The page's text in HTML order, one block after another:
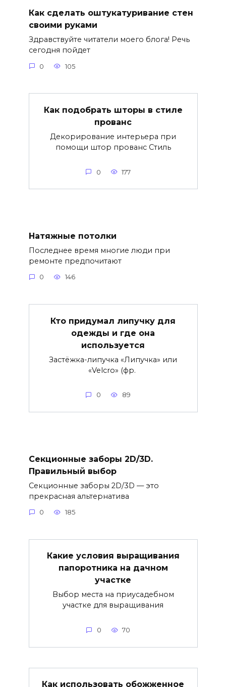
Как сделать оштукатуривание стен
своими руками
Здравствуйте читатели моего блога! Речь
сегодня пойдет
0 105
Как подобрать шторы в стиле
прованс
Декорирование интерьера при
помощи штор прованс Стиль
0 177
Натяжные потолки
Последнее время многие люди при
ремонте предпочитают
0 146
Кто придумал липучку для
одежды и где она
используется
Застёжка-липучка «Липучка» или
«Velcro» (фр.
0 89
Секционные заборы 2D/3D.
Правильный выбор
Секционные заборы 2D/3D — это
прекрасная альтернатива
0 185
Какие условия выращивания
папоротника на дачном
участке
Выбор места на приусадебном
участке для выращивания
0 70
Как использовать обожженное